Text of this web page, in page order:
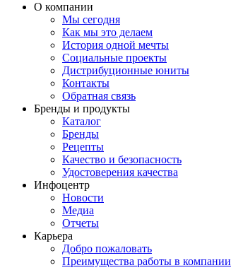
О компании
Мы сегодня
Как мы это делаем
История одной мечты
Социальные проекты
Дистрибуционные юниты
Контакты
Обратная связь
Бренды и продукты
Каталог
Бренды
Рецепты
Качество и безопасность
Удостоверения качества
Инфоцентр
Новости
Медиа
Отчеты
Карьера
Добро пожаловать
Преимущества работы в компании